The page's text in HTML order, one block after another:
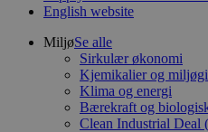
English website
MiljøSe alle
Sirkulær økonomi
Kjemikalier og
Klima og energi
Bærekraft og
Clean Industrial Deal